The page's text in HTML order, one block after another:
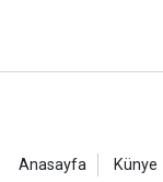
Anasayfa Künye